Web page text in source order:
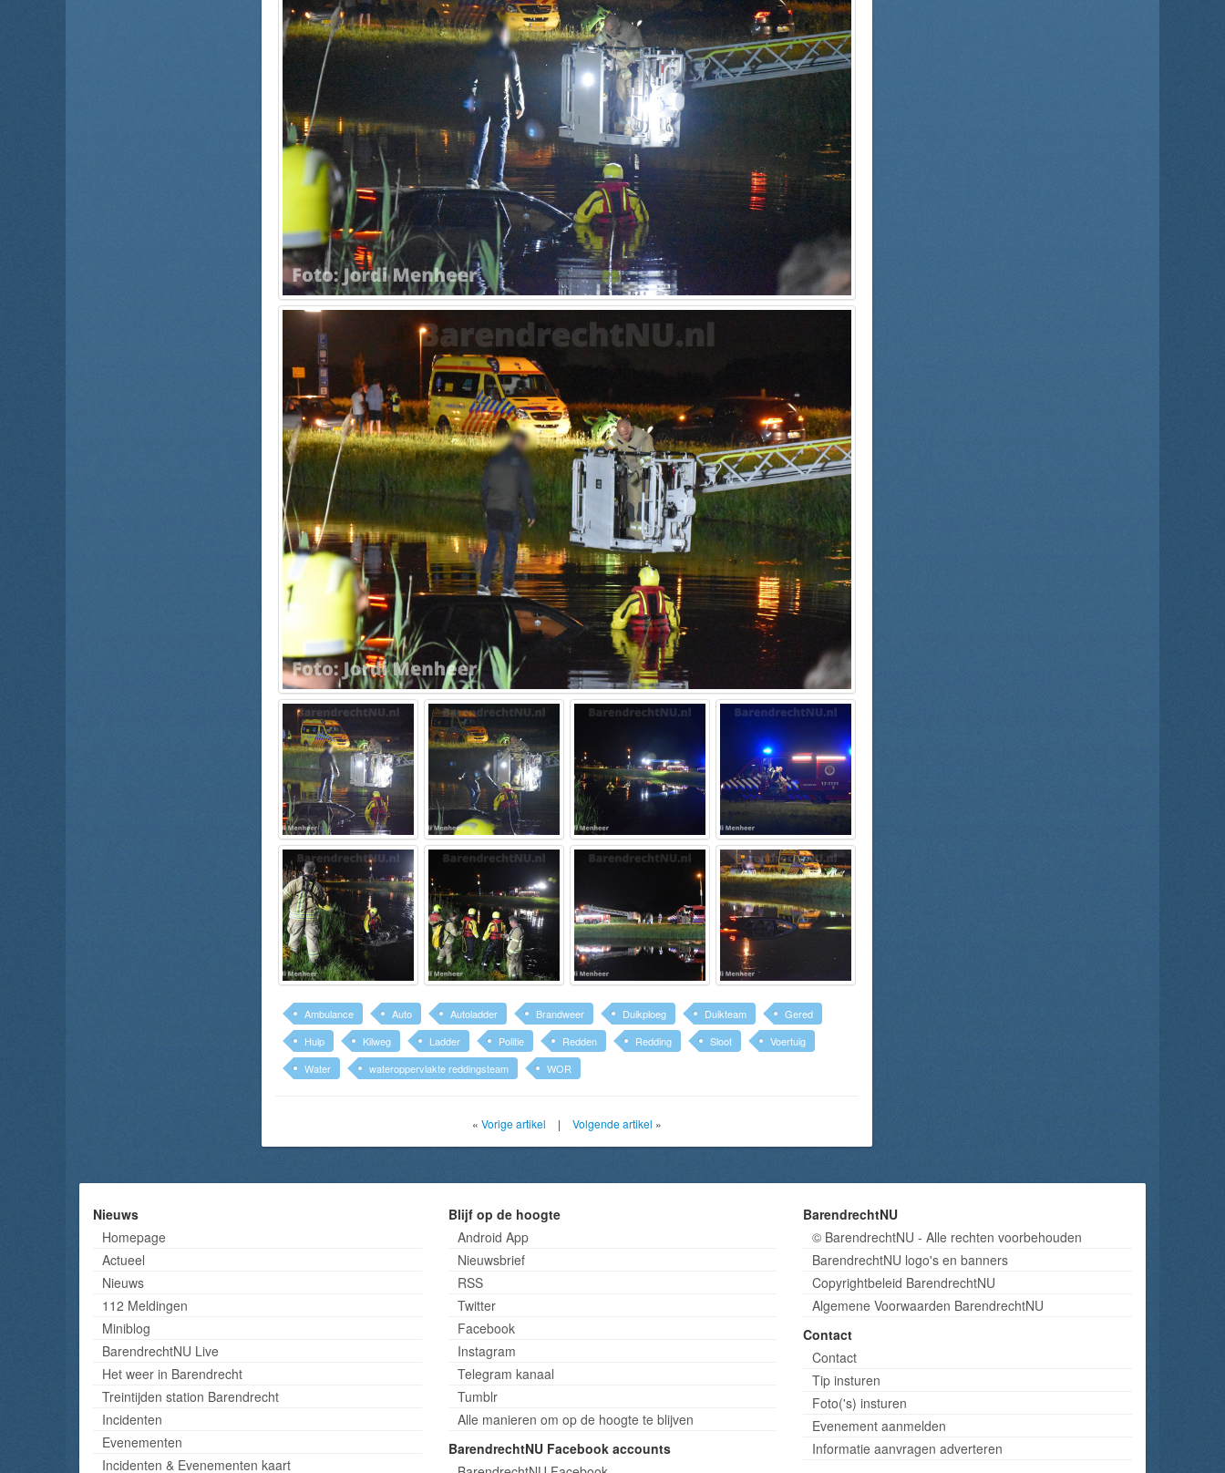
Ambulance Auto Autoladder Brandweer Duikploeg Duikteam
Gered
Hulp
Kilweg Ladder Politie Redden Redding Sloot
Voertuig
Water
wateroppervlakte reddingsteam WOR
« Vorige artikel | Volgende artikel »
Nieuws
Homepage
Actueel
Nieuws
112 Meldingen
Miniblog
BarendrechtNU Live
Het weer in Barendrecht
Treintijden station Barendrecht
Incidenten
Evenementen
Incidenten & Evenementen kaart
Blijf op de hoogte
Android App
Nieuwsbrief
RSS
Twitter
Facebook
Instagram
Telegram kanaal
Tumblr
Alle manieren om op de hoogte te blijven
BarendrechtNU Facebook accounts
BarendrechtNU
© BarendrechtNU - Alle rechten voorbehouden
BarendrechtNU logo's en banners
Copyrightbeleid BarendrechtNU
Algemene Voorwaarden BarendrechtNU
Contact
Contact
Tip insturen
Foto('s) insturen
Evenement aanmelden
Informatie aanvragen adverteren